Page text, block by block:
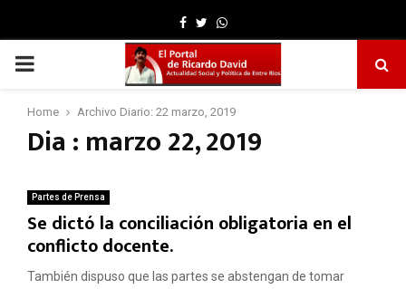
Facebook
TwitterWhatsapp
PRIMARY
MENU
Home Archivo Diario: 22 marzo, 2019
Dia : marzo 22, 2019
Partes de Prensa
Se dictó la conciliación obligatoria en el
conflicto docente.
También dispuso que las partes se abstengan de tomar